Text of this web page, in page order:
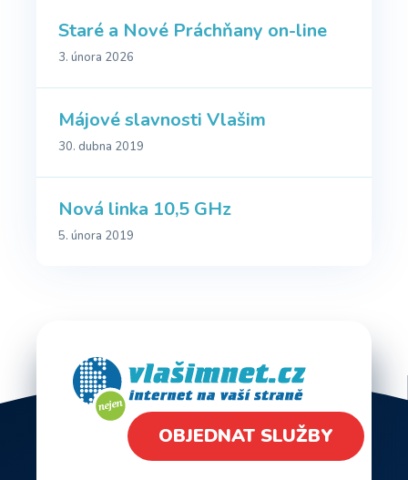
Staré a Nové Práchňany on-line
3. února 2026
Májové slavnosti Vlašim
30. dubna 2019
Nová linka 10,5 GHz
5. února 2019
OBJEDNAT SLUŽBY